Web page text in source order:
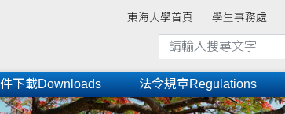
東海大學首頁 學生事務處
下載Downloads 法令規章Regulations